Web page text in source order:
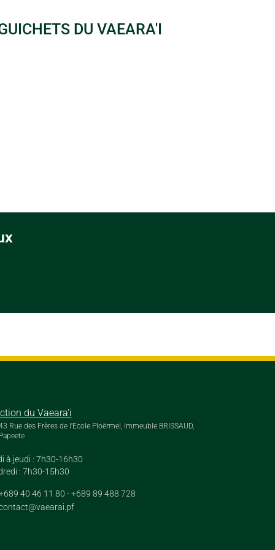
DU VAEARA'I
du Vaeara'i
Rue des Frères de l'Ecole Ploërmel, Immeuble BRISSAUD,
à jeudi : 7h30-16h30
: 7h30-15h30
40 46 11 80 - +689 89 488 728